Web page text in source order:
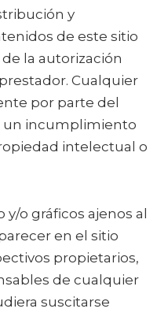
y
de este sitio
la autorización
Cualquier
por parte del
un incumplimiento
intelectual o
o gráficos ajenos al
en el sitio
propietarios,
de cualquier
suscitarse